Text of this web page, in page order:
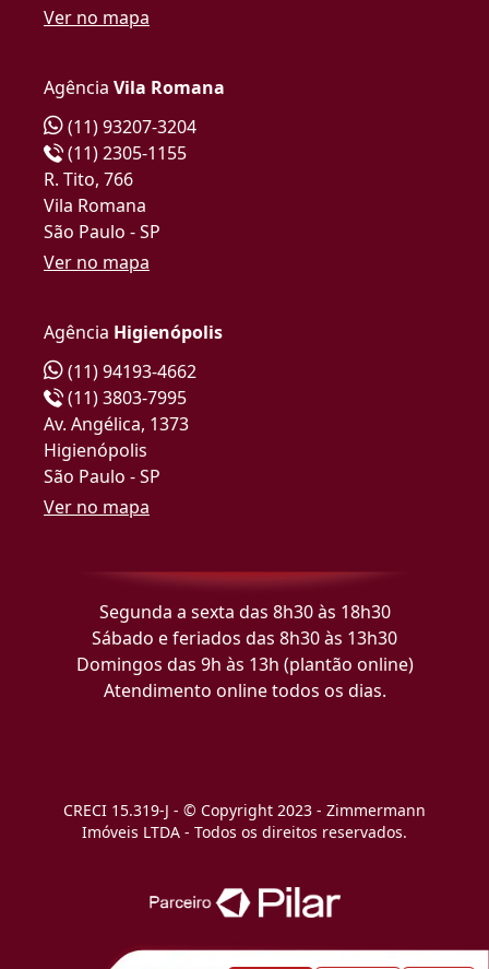
Ver no mapa
Agência Vila Romana
(11) 93207-3204
(11) 2305-1155
R. Tito, 766
Vila Romana
São Paulo - SP
Ver no mapa
Agência Higienópolis
(11) 94193-4662
(11) 3803-7995
Av. Angélica, 1373
Higienópolis
São Paulo - SP
Ver no mapa
Segunda a sexta das 8h30 às 18h30
Sábado e feriados das 8h30 às 13h30
Domingos das 9h às 13h (plantão online)
Atendimento online todos os dias.
CRECI 15.319-J - © Copyright 2023 - Zimmermann
Imóveis LTDA - Todos os direitos reservados.